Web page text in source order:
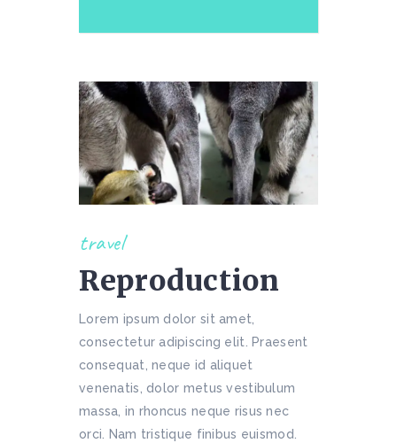
travel
Reproduction
Lorem ipsum dolor sit amet,
consectetur adipiscing elit. Praesent
consequat, neque id aliquet
venenatis, dolor metus vestibulum
massa, in rhoncus neque risus nec
orci. Nam tristique finibus euismod.